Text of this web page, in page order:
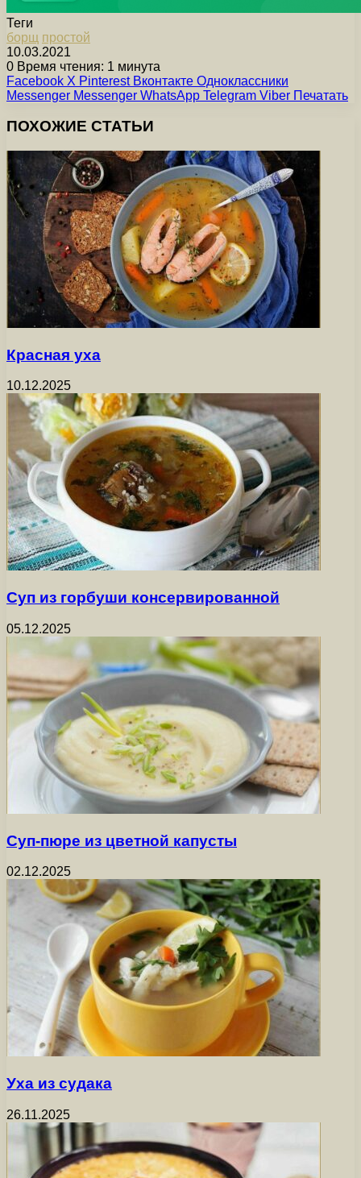
Теги
борщ простой
10.03.2021
0 Время чтения: 1 минута
Facebook X Pinterest Вконтакте Одноклассники
Messenger Messenger WhatsApp Telegram Viber Печатать
ПОХОЖИЕ СТАТЬИ
Красная уха
10.12.2025
Суп из горбуши консервированной
05.12.2025
Суп-пюре из цветной капусты
02.12.2025
Уха из судака
26.11.2025